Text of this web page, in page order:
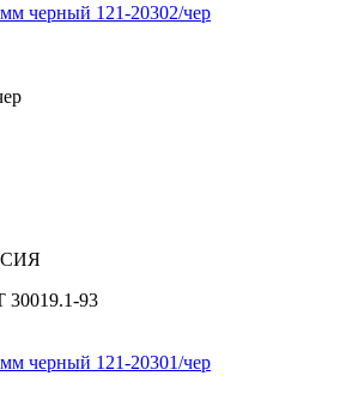
черный 121-20302/чер
30019.1-93
черный 121-20301/чер